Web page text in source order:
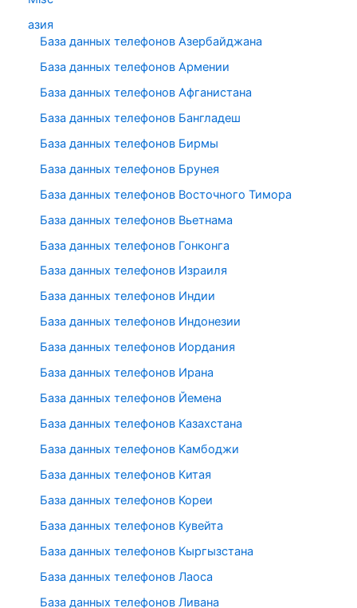
азия
База данных телефонов Азербайджана
База данных телефонов Армении
База данных телефонов Афганистана
База данных телефонов Бангладеш
База данных телефонов Бирмы
База данных телефонов Брунея
База данных телефонов Восточного Тимора
База данных телефонов Вьетнама
База данных телефонов Гонконга
База данных телефонов Израиля
База данных телефонов Индии
База данных телефонов Индонезии
База данных телефонов Иордания
База данных телефонов Ирана
База данных телефонов Йемена
База данных телефонов Казахстана
База данных телефонов Камбоджи
База данных телефонов Китая
База данных телефонов Кореи
База данных телефонов Кувейта
База данных телефонов Кыргызстана
База данных телефонов Лаоса
База данных телефонов Ливана